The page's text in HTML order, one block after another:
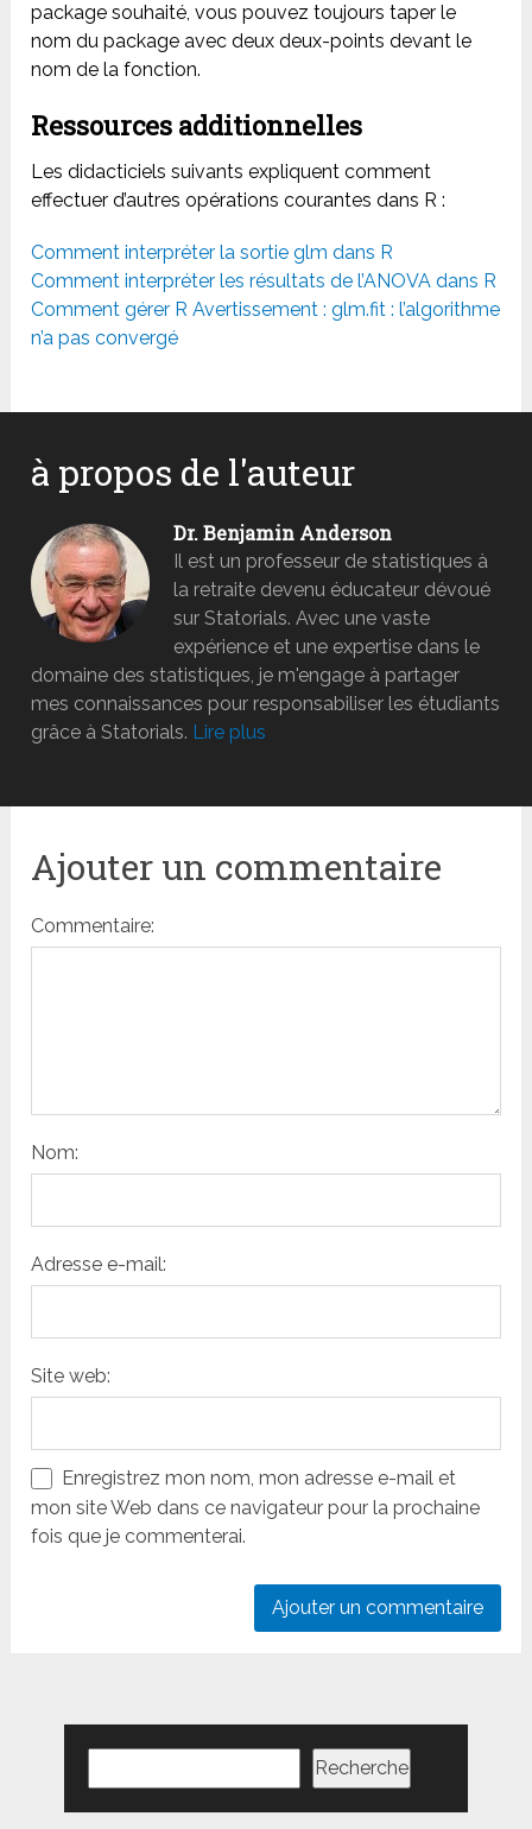
package souhaité, vous pouvez toujours taper le
nom du package avec deux deux-points devant le
nom de la fonction.
Ressources additionnelles
Les didacticiels suivants expliquent comment
effectuer d’autres opérations courantes dans R :
Comment interpréter la sortie glm dans R
Comment interpréter les résultats de l’ANOVA dans R
Comment gérer R Avertissement : glm.fit : l’algorithme
n’a pas convergé
à propos de l'auteur
Dr. Benjamin Anderson
Il est un professeur de statistiques à
la retraite devenu éducateur dévoué
sur Statorials. Avec une vaste
expérience et une expertise dans le
domaine des statistiques, je m'engage à partager
mes connaissances pour responsabiliser les étudiants
grâce à Statorials. Lire plus
Ajouter un commentaire
Commentaire:
Nom:
Adresse e-mail:
Site web:
Enregistrez mon nom, mon adresse e-mail et
mon site Web dans ce navigateur pour la prochaine
fois que je commenterai.
Recherche